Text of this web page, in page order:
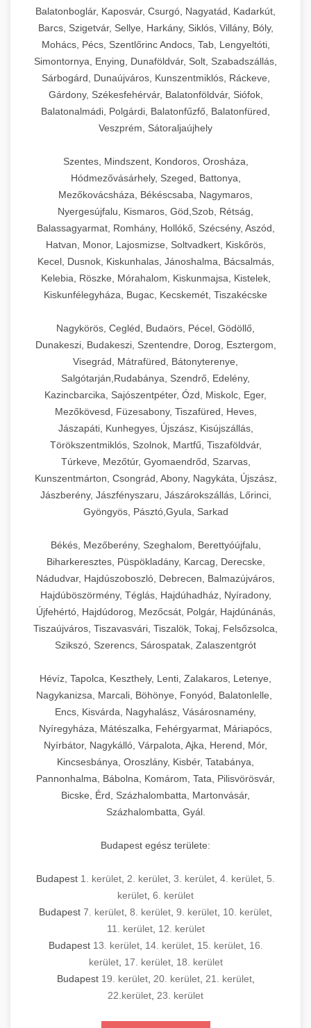
Balatonboglár, Kaposvár, Csurgó, Nagyatád, Kadarkút,
Barcs, Szigetvár, Sellye, Harkány, Siklós, Villány, Bóly,
Mohács, Pécs, Szentlőrinc Andocs, Tab, Lengyeltóti,
Simontornya, Enying, Dunaföldvár, Solt, Szabadszállás,
Sárbogárd, Dunaújváros, Kunszentmiklós, Ráckeve,
Gárdony, Székesfehérvár, Balatonföldvár, Siófok,
Balatonalmádi, Polgárdi, Balatonfűzfő, Balatonfüred,
Veszprém, Sátoraljaújhely
Szentes, Mindszent, Kondoros, Orosháza,
Hódmezővásárhely, Szeged, Battonya,
Mezőkovácsháza, Békéscsaba, Nagymaros,
Nyergesújfalu, Kismaros, Göd,Szob, Rétság,
Balassagyarmat, Romhány, Hollókő, Szécsény, Aszód,
Hatvan, Monor, Lajosmizse, Soltvadkert, Kiskőrös,
Kecel, Dusnok, Kiskunhalas, Jánoshalma, Bácsalmás,
Kelebia, Röszke, Mórahalom, Kiskunmajsa, Kistelek,
Kiskunfélegyháza, Bugac, Kecskemét, Tiszakécske
Nagykörös, Cegléd, Budaörs, Pécel, Gödöllő,
Dunakeszi, Budakeszi, Szentendre, Dorog, Esztergom,
Visegrád, Mátrafüred, Bátonyterenye,
Salgótarján,Rudabánya, Szendrő, Edelény,
Kazincbarcika, Sajószentpéter, Ózd, Miskolc, Eger,
Mezőkövesd, Füzesabony, Tiszafüred, Heves,
Jászapáti, Kunhegyes, Újszász, Kisújszállás,
Törökszentmiklós, Szolnok, Martfű, Tiszaföldvár,
Túrkeve, Mezőtúr, Gyomaendrőd, Szarvas,
Kunszentmárton, Csongrád, Abony, Nagykáta, Újszász,
Jászberény, Jászfényszaru, Jászárokszállás, Lőrinci,
Gyöngyös, Pásztó,Gyula, Sarkad
Békés, Mezőberény, Szeghalom, Berettyóújfalu,
Biharkeresztes, Püspökladány, Karcag, Derecske,
Nádudvar, Hajdúszoboszló, Debrecen, Balmazújváros,
Hajdúböszörmény, Téglás, Hajdúhadház, Nyíradony,
Újfehértó, Hajdúdorog, Mezőcsát, Polgár, Hajdúnánás,
Tiszaújváros, Tiszavasvári, Tiszalök, Tokaj, Felsőzsolca,
Szikszó, Szerencs, Sárospatak, Zalaszentgrót
Hévíz, Tapolca, Keszthely, Lenti, Zalakaros, Letenye,
Nagykanizsa, Marcali, Böhönye, Fonyód, Balatonlelle,
Encs, Kisvárda, Nagyhalász, Vásárosnamény,
Nyíregyháza, Mátészalka, Fehérgyarmat, Máriapócs,
Nyírbátor, Nagykálló, Várpalota, Ajka, Herend, Mór,
Kincsesbánya, Oroszlány, Kisbér, Tatabánya,
Pannonhalma, Bábolna, Komárom, Tata, Pilisvörösvár,
Bicske, Érd, Százhalombatta, Martonvásár,
Százhalombatta, Gyál.
Budapest egész területe:
Budapest 1. kerület, 2. kerület, 3. kerület, 4. kerület, 5.
kerület, 6. kerület
Budapest 7. kerület, 8. kerület, 9. kerület, 10. kerület,
11. kerület, 12. kerület
Budapest 13. kerület, 14. kerület, 15. kerület, 16.
kerület, 17. kerület, 18. kerület
Budapest 19. kerület, 20. kerület, 21. kerület,
22.kerület, 23. kerület